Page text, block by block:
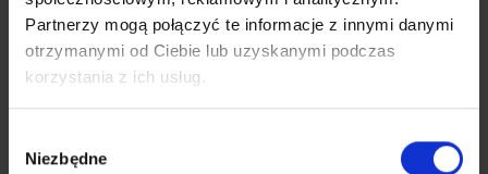
Partnerzy mogą połączyć te informacje z innymi danymi
otrzymanymi od Ciebie lub uzyskanymi podczas
korzystania z ich usług.
zgody
Niezbędne